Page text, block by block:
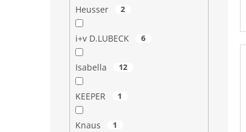
Heusser 2
i+v D.LUBECK 6
Isabella 12
KEEPER 1
Knaus 1